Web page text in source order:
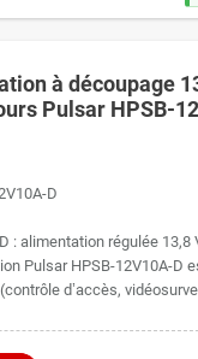
à découpage
Pulsar HPSB-
D
: alimentation régulée
Pulsar HPSB-12V10A-D
d’accès,